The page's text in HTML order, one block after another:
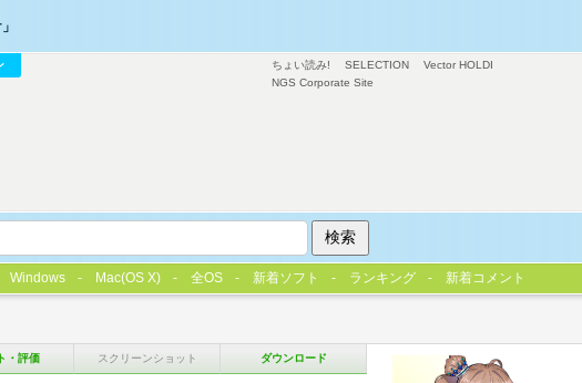
・評価 スクリーンショット ダウンロード
ちょい読み! SELECTION
Vector HOLDI
NGS Corporate Site
Windows Mac(OS X) 全OS 新着ソフト ランキング 新着コメント